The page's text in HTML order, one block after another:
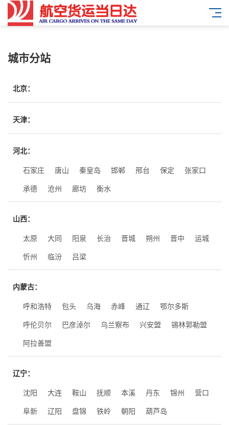
城市分站
北京：
天津：
河北：
石家庄
唐山 秦皇岛 邯郸 邢台 保定
张家口
承德
沧州 廊坊 衡水
山西：
太原
大同 阳泉 长治 晋城 朔州 晋中
运城
忻州
临汾 吕梁
内蒙古：
呼和浩特
包头 乌海 赤峰 通辽
鄂尔多斯
呼伦贝尔
巴彦淖尔 乌兰察布 兴安盟
锡林郭勒盟
阿拉善盟
辽宁：
沈阳
大连 鞍山 抚顺 本溪 丹东 锦州
营口
阜新
辽阳 盘锦 铁岭 朝阳 葫芦岛